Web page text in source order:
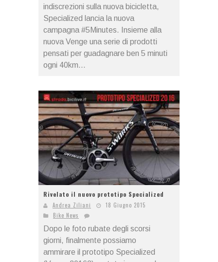
indiscrezioni sulla nuova bicicletta,
Specialized lancia la nuova
campagna #5Minutes. Insieme alla
nuova Venge una serie di prodotti
pensati per guadagnare ben 5 minuti
ogni 40km...
Rivelato il nuovo prototipo Specialized
Andrea Ziliani
18 Giugno 2015
Bike News
Dopo le foto rubate degli scorsi
giorni, finalmente possiamo
ammirare il prototipo Specialized